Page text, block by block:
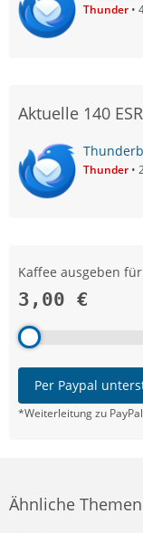
Thunder
Aktuelle 140
Thunder
Kaffee ausgeben
3,00 €
Per Paypal
*Weiterleitung zu
Ähnliche Themen